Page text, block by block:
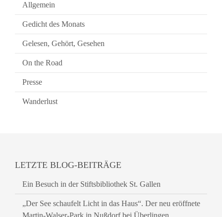
Allgemein
Gedicht des Monats
Gelesen, Gehört, Gesehen
On the Road
Presse
Wanderlust
LETZTE BLOG-BEITRÄGE
Ein Besuch in der Stiftsbibliothek St. Gallen
„Der See schaufelt Licht in das Haus“. Der neu eröffnete
Martin-Walser-Park in Nußdorf bei Überlingen